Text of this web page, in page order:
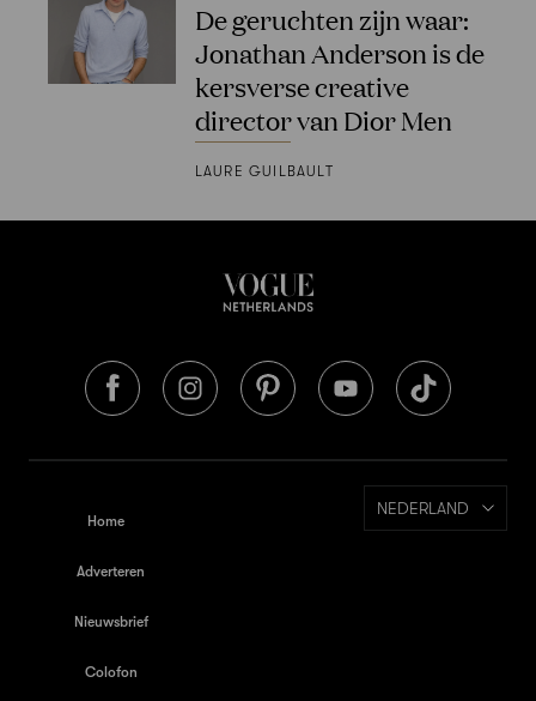
De geruchten zijn waar:
Jonathan Anderson is de
kersverse creative
director van Dior Men
LAURE GUILBAULT
Home
Adverteren
Nieuwsbrief
Colofon
NEDERLAND